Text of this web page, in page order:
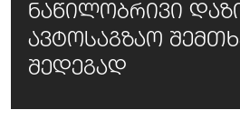
ნაწილობრივი
ავტოსაგზაო
შედეგად